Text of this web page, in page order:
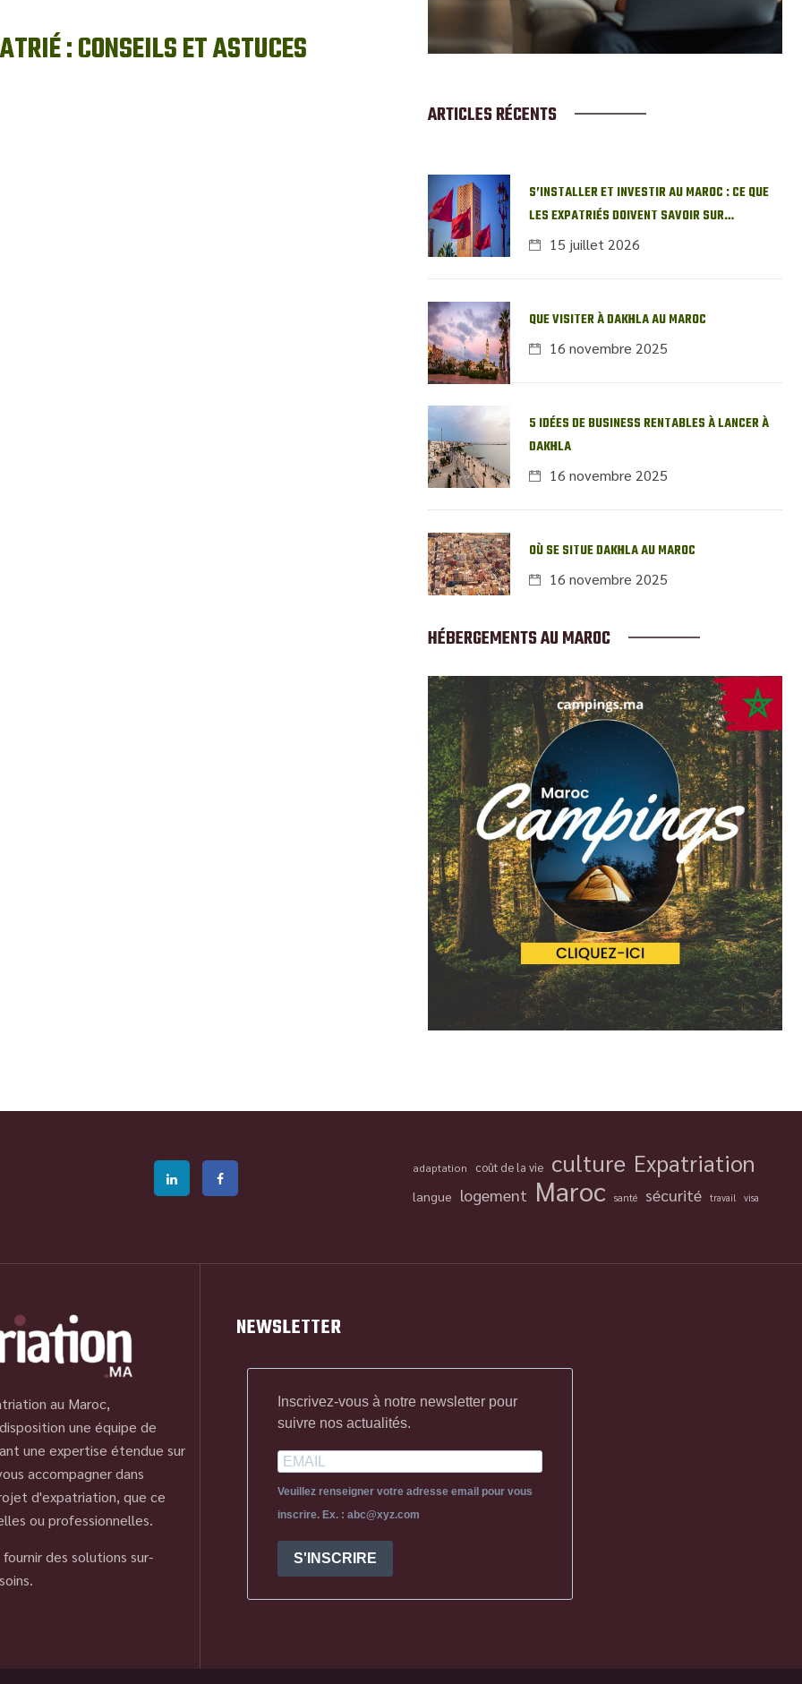
: CONSEILS ET ASTUCES
ARTICLES RÉCENTS
S’INSTALLER ET INVESTIR AU MAROC : CE QUE
LES EXPATRIÉS DOIVENT SAVOIR SUR
L’IMMOBILIER LOCAL
15 juillet 2026
QUE VISITER À DAKHLA AU MAROC
16 novembre 2025
5 IDÉES DE BUSINESS RENTABLES À LANCER À
DAKHLA
16 novembre 2025
OÙ SE SITUE DAKHLA AU MAROC
16 novembre 2025
HÉBERGEMENTS AU MAROC
adaptation coût de la vie culture Expatriation
langue logement Maroc santé sécurité travail visa
au Maroc,
une équipe de
une expertise étendue sur
accompagner dans
d'expatriation, que ce
ou professionnelles.
des solutions sur-
NEWSLETTER
Inscrivez-vous à notre newsletter pour
suivre nos actualités.
Veuillez renseigner votre adresse email pour vous
inscrire. Ex. : abc@xyz.com
S'INSCRIRE